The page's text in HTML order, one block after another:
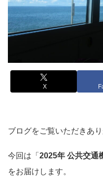
X
ブログをご覧いただきあ
今回は「 2025年 公共交通
をお届けします。